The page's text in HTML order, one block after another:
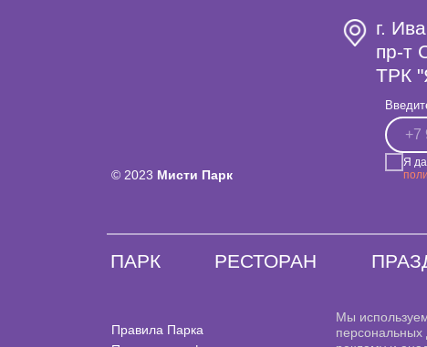
Я
г.
пр-т
ТРК
© 2023 Мисти Парк
Правила Парка
Мы
ПАРК РЕСТОРАН